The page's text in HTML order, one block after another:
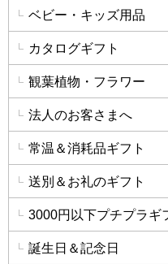
ベビー・キッズ用品
カタログギフト
観葉植物・フラワー
法人のお客さまへ
常温＆消耗品ギフト
送別＆お礼のギフト
3000円以下プチプラギ
誕生日＆記念日